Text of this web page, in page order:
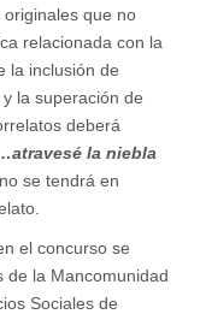
que no
relacionada con la
la inclusión de
la superación de
deberá
atravesé la niebla
se tendrá en
el concurso se
de la Mancomunidad
Sociales de